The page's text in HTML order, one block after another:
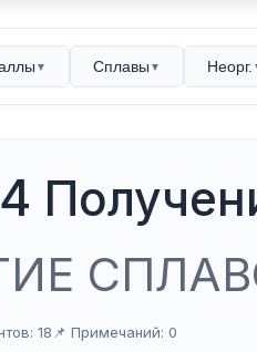
▼ Сплавы ▼ Неорг.
18 📌 Примечаний: 0